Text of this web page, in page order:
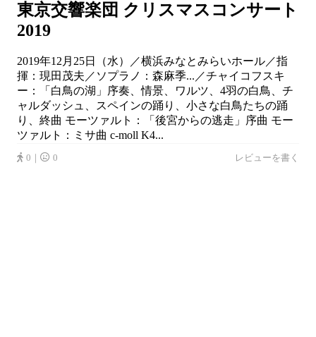
東京交響楽団 クリスマスコンサート
2019
2019年12月25日（水）／横浜みなとみらいホール／指
揮：現田茂夫／ソプラノ：森麻季...／チャイコフスキ
ー：「白鳥の湖」序奏、情景、ワルツ、4羽の白鳥、チ
ャルダッシュ、スペインの踊り、小さな白鳥たちの踊
り、終曲 モーツァルト：「後宮からの逃走」序曲 モー
ツァルト：ミサ曲 c-moll K4...
0｜ 0 レビューを書く